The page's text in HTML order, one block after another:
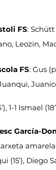
FS:
Leozin,
FS: Gus
1-1 Ismael
García-
amarela
(15’), Diego